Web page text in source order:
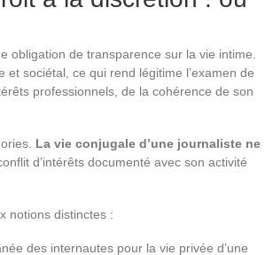
obligation de transparence sur la vie intime.
sociétal, ce qui rend légitime l’examen de
professionnels, de la cohérence de son
La vie conjugale d’une journaliste ne
d’intérêts documenté avec son activité
notions distinctes :
des internautes pour la vie privée d’une